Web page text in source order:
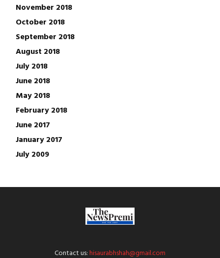
November 2018
October 2018
September 2018
August 2018
July 2018
June 2018
May 2018
February 2018
June 2017
January 2017
July 2009
Contact us:hisaurabhshah@gmail.com